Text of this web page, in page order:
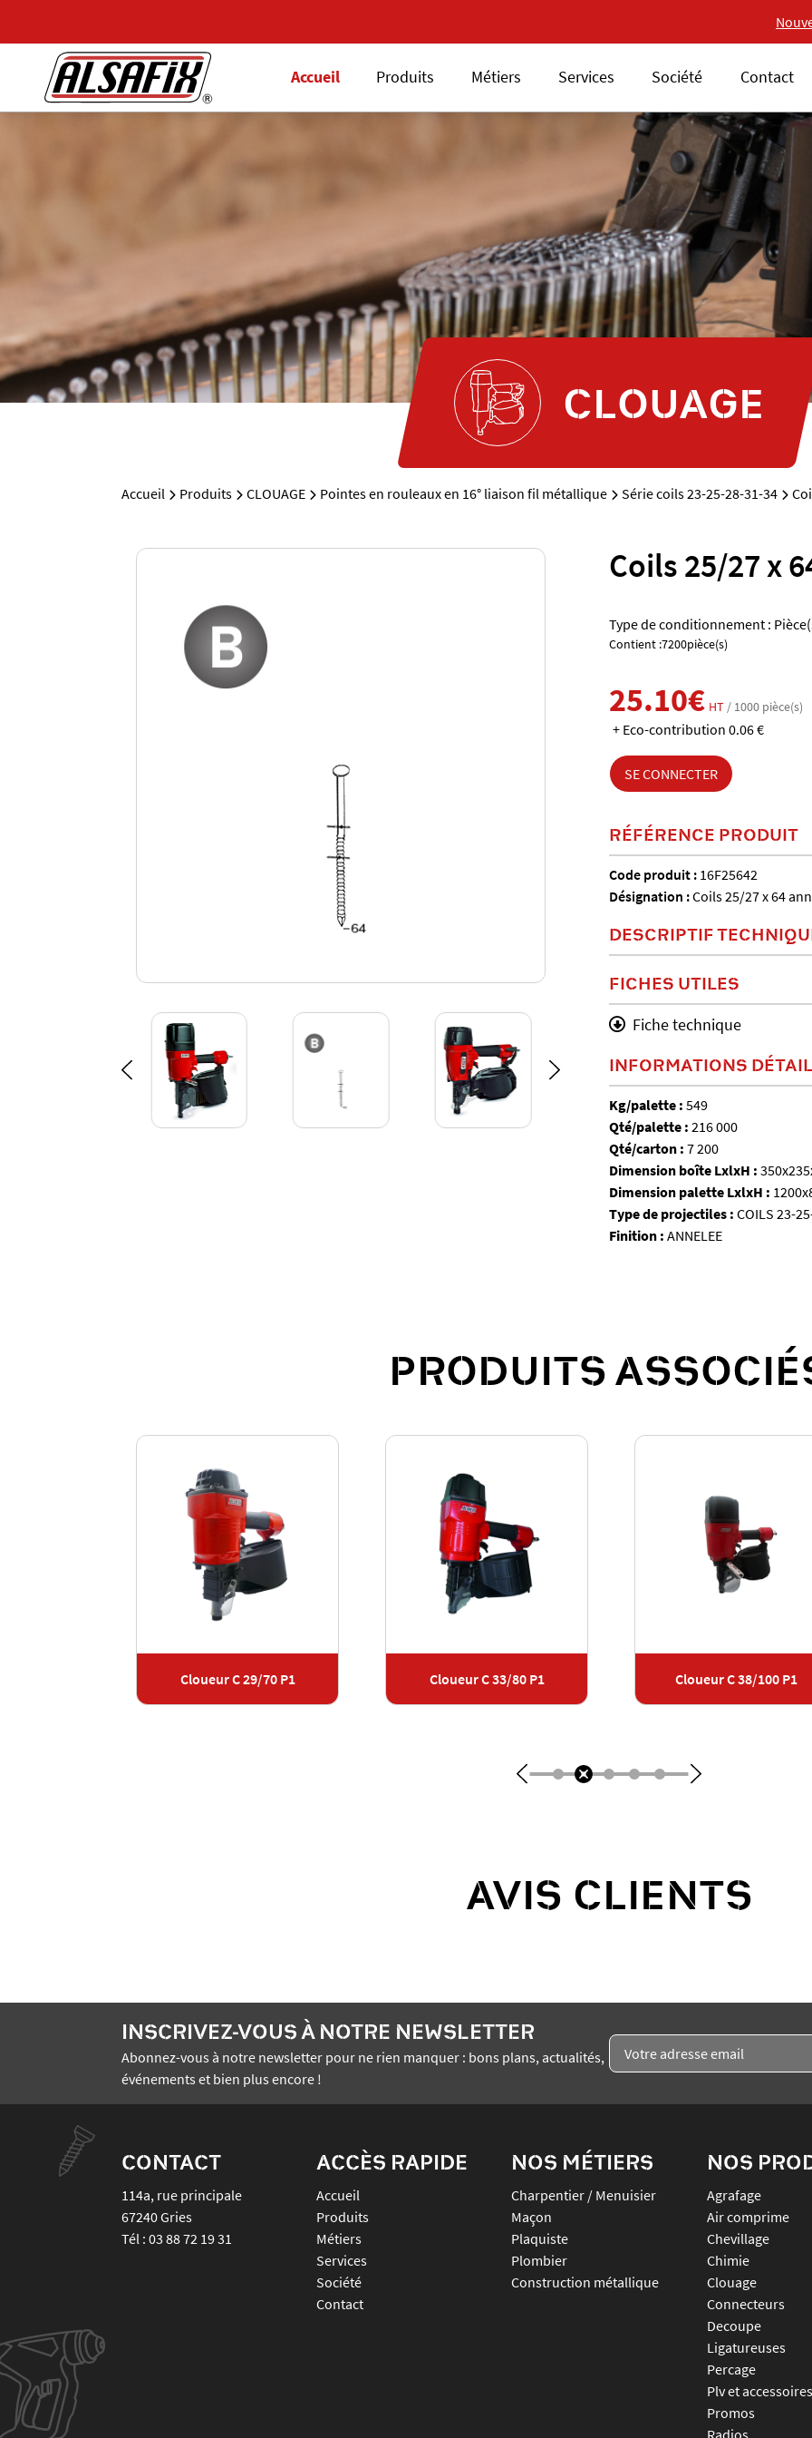
Nouvelle gamme 18V
Accueil Produits Métiers Services Société Contact
CLOUAGE
Accueil Produits CLOUAGE Pointes en rouleaux en 16° liaison fil métallique Série coils 23-25-28-31-34
Coils 25/27 x
Type de conditionnement :
Contient :7200pièce(s)
25.10€ HT / 1000 pièce(s)
+ Eco-contribution 0.06 €
SE CONNECTER
RÉFÉRENCE PRODUIT
Code produit : 16F25642
Désignation :Coils 25/27 x 64
DESCRIPTIF
FICHES UTILES
Fiche technique
INFORMATIONS
Kg/palette : 549
Qté/palette : 216 000
Qté/carton : 7 200
Dimension boîte LxlxH :
Dimension palette LxlxH :
Type de projectiles : COILS 23-
Finition : ANNELEE
PRODUITS
Cloueur C 29/70 P1 Cloueur C 33/80 P1 Cloueur C 38/100 P1
AVIS CLIENTS
INSCRIVEZ-VOUS À NOTRE NEWSLETTER
Abonnez-vous à notre newsletter pour ne rien manquer : bons plans, actualités,
événements et bien plus encore !
CONTACT
114a, rue principale
67240Gries
Tél :03 88 72 19 31
ACCÈS RAPIDE
Accueil
Produits
Métiers
Services
Société
Contact
NOS MÉTIERS
Charpentier / Menuisier
Maçon
Plaquiste
Plombier
Construction métallique
NOS
agrafage
air comprime
chevillage
chimie
clouage
connecteurs
decoupe
ligatureuses
percage
plv et accessoires
promos
radios